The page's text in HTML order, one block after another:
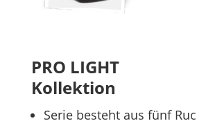
PRO LIGHT
Kollektion
Serie besteht aus fünf